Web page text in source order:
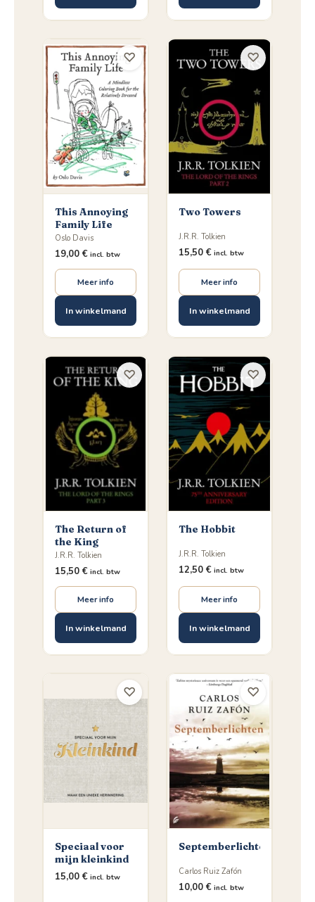
This Annoying
Family Life
Oslo Davis
19,00 € incl. btw
Meer info
In winkelmand
♡
Two Towers
J.R.R. Tolkien
15,50 € incl. btw
Meer info
In winkelmand
♡
The Return of
the King
J.R.R. Tolkien
15,50 € incl. btw
Meer info
In winkelmand
♡
The Hobbit
J.R.R. Tolkien
12,50 € incl. btw
Meer info
In winkelmand
♡
Speciaal voor
mijn kleinkind
15,00 € incl. btw
♡
Septemberlichten
Carlos Ruiz Zafón
10,00 € incl. btw
♡